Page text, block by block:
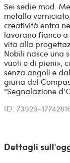
Sei sedie mod.
metallo
creatività entra
lavorano fianco
vita alla
Nobili nasce una
vuoti e di pieni»,
senza angoli e
giuria del
“Segnalazione
ID: 73929-
Dettagli